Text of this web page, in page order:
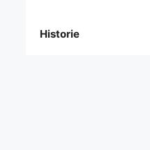
Historie